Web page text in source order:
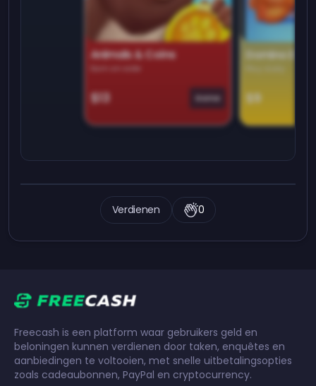
Animals & Coins
Earn on side
$13 Game
Domino
$9
Verdienen 0
Freecash is een platform waar gebruikers geld en
beloningen kunnen verdienen door taken, enquêtes en
aanbiedingen te voltooien, met snelle uitbetalingsopties
zoals cadeaubonnen, PayPal en cryptocurrency.